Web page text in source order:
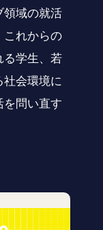
領域の就活
これからの
る学生、若
社会環境に
を問い直す